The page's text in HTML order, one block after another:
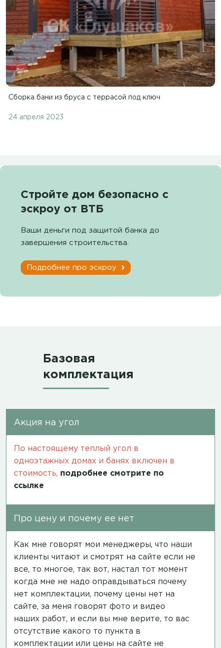
Сборка бани из бруса с террасой под ключ
24 апреля 2023
Стройте дом безопасно с
эскроу от ВТБ
Ваши деньги под защитой банка до
завершения строительства.
Подробнее про эскроу
Базовая
комплектация
Акция на угол
По настоящему теплый угол в
одноэтажных домах и банях включен в
стоимость, подробнее смотрите по
ссылке
Про цену и почему ее нет
Как мне говорят мои менеджеры, что наши
клиенты читают и смотрят на сайте если не
все, то многое, так вот, настал тот момент
когда мне не надо оправдываться почему
нет комплектации, почему цены нет на
сайте, за меня говорят фото и видео
наших работ, и если вы мне верите, то вас
отсутствие какого то пункта в
комплектации или цены на сайте не